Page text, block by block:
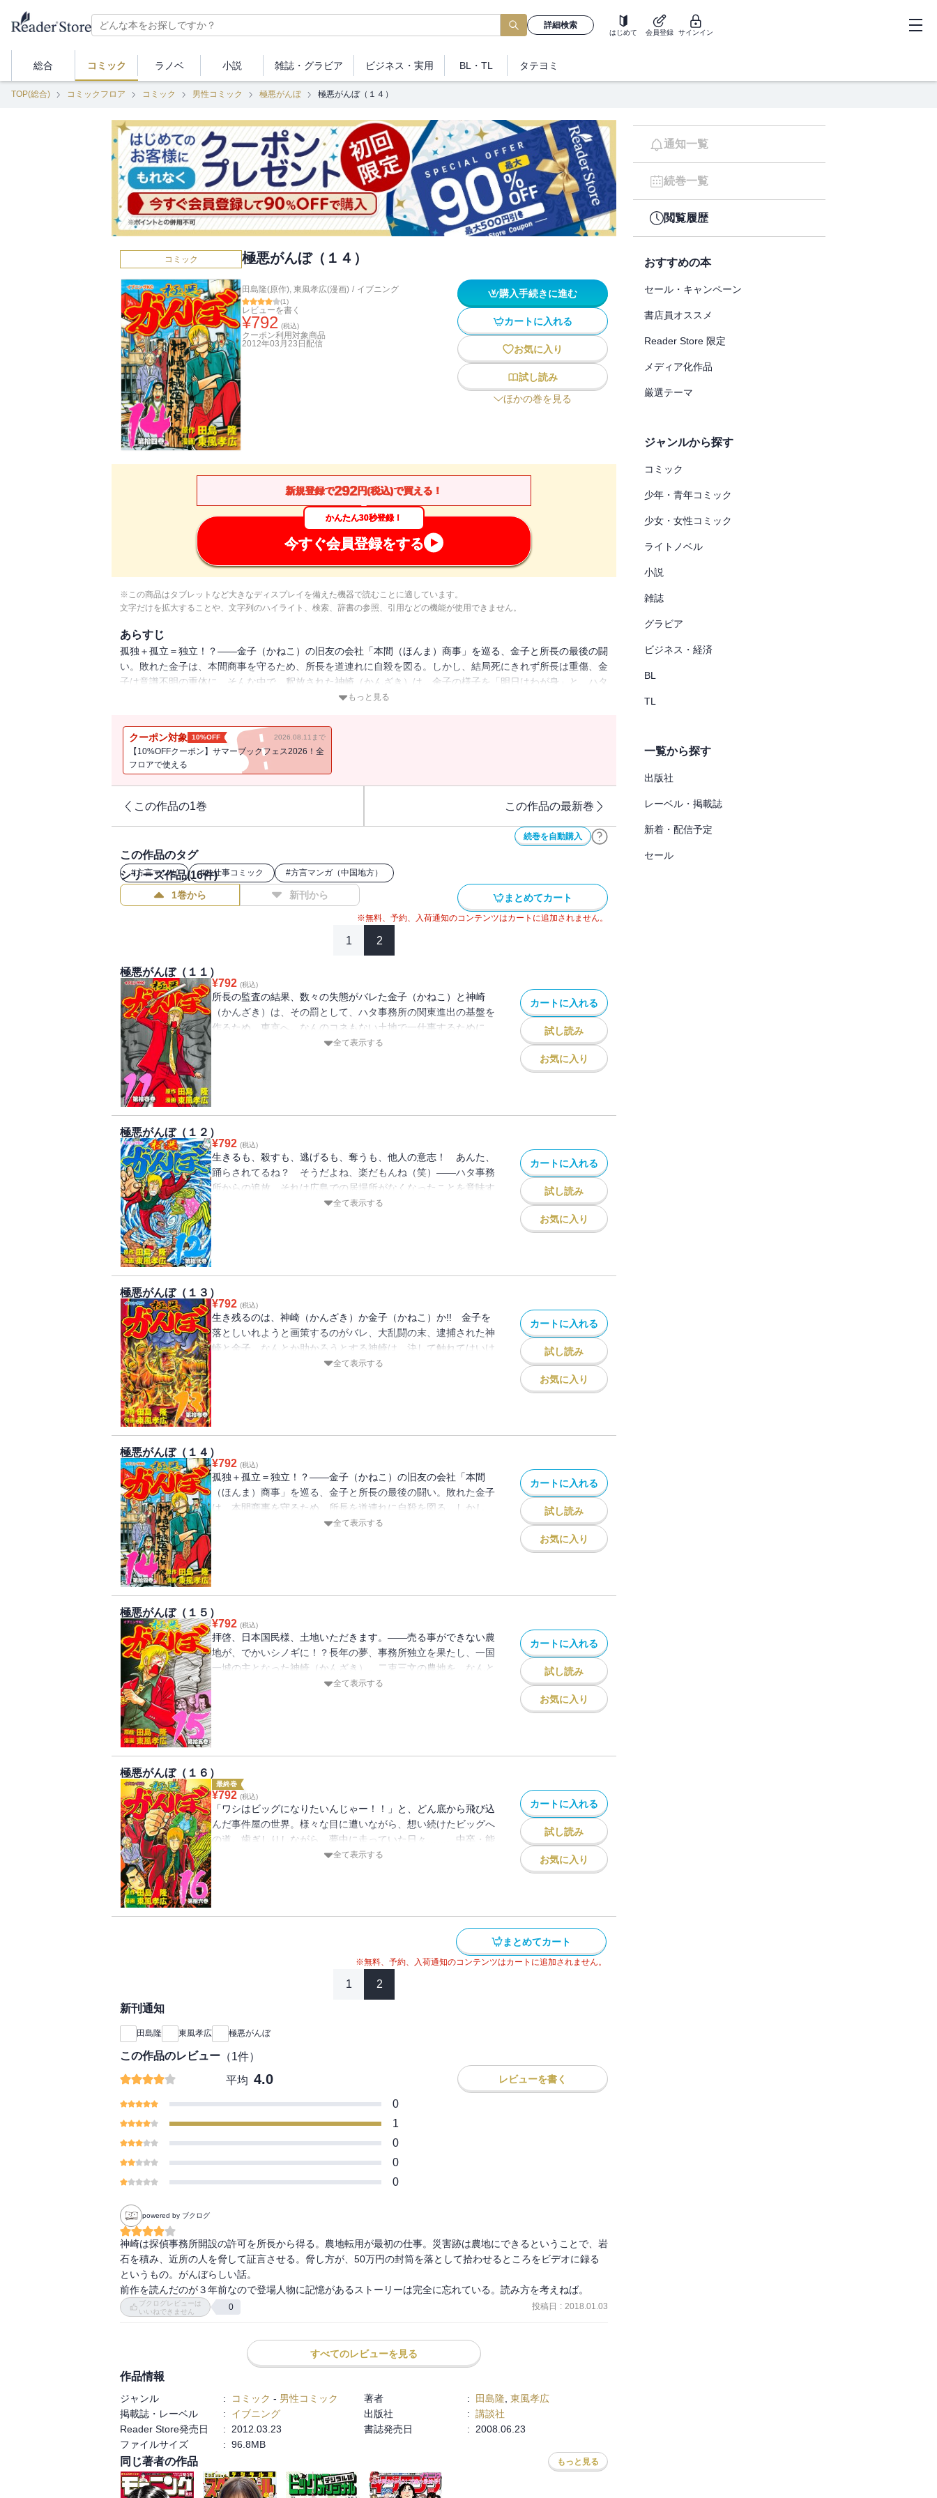
詳細検索
はじめて 会員登録 サインイン
総合 コミック ラノベ 小説 雑誌・ グラビア ビジネス ・実用 BL・TL タテヨミ
TOP(総合) コミックフロア コミック 男性コミック 極悪がんぼ 極悪がんぼ（１４）
コミック 極悪がんぼ（１４）
田島隆(原作), 東風孝広(漫画) / イブニング
(1)
レビューを書く
¥792 (税込)
クーポン利用対象商品
2012年03月23日 配信
購入手続きに進む
カートに入れる
お気に入り
試し読み
ほかの巻を見る
新規登録で292円(税込)で買える！
かんたん30秒登録！
今すぐ会員登録をする
※この商品はタブレットなど大きなディスプレイを備えた機器で読むことに適しています。
文字だけを拡大することや、文字列のハイライト、検索、辞書の参照、引用などの機能が使用できません。
あらすじ
孤独＋孤立＝独立！？――金子（かねこ）の旧友の会社「本間（ほんま）商事」を巡る、金子と所長の最後の闘
い。敗れた金子は、本間商事を守るため、所長を道連れに自殺を図る。しかし、結局死にきれず所長は重傷、金
子は意識不明の重体に。そんな中で、釈放された神崎（かんざき）は、金子の様子を「明日はわが身」と、ハタ
事務所からの独立を目論むが……！？得るのは自由か、破滅か――。
もっと見る
クーポン対象 10%OFF 2026.08.11まで
【10%OFFクーポン】サマーブックフェス2026！全
フロアで使える
この作品の1巻 この作品の最新巻
続巻を自動購入
この作品のタグ
#方言マンガ #お仕事コミック #方言マンガ（中国地方）
シリーズ作品(16件)
1巻から 新刊から まとめてカート
※無料、予約、入荷通知のコンテンツはカートに追加されません。
1 2
極悪がんぼ（１１）
¥792 (税込)
所長の監査の結果、数々の失態がバレた金子（かねこ）と神崎
（かんざき）は、その罰として、ハタ事務所の関東進出の基盤を
作るため、東京へ。なんのコネもない土地で一仕事するために、
金子の昔のパートナー・城岡（しろおか）が経営する置屋の利権
全て表示する
カートに入れる
試し読み
お気に入り
極悪がんぼ（１２）
¥792 (税込)
生きるも、殺すも、逃げるも、奪うも、他人の意志！ あんた、
踊らされてるね？ そうだよね、楽だもんね（笑）――ハタ事務
所からの追放。それは広島での居場所がなくなったことを意味す
る。独立といえば格好はいいが、後ろ盾をなくしたものにできる
全て表示する
カートに入れる
試し読み
お気に入り
極悪がんぼ（１３）
¥792 (税込)
生き残るのは、神崎（かんざき）か金子（かねこ）か!! 金子を
落としいれようと画策するのがバレ、大乱闘の末、逮捕された神
崎と金子。なんとか助かろうとする神崎は、決して触れてはいけ
ない部分に手を出す。しかしその切り札は神崎を、金子を、そし
全て表示する
カートに入れる
試し読み
お気に入り
極悪がんぼ（１４）
¥792 (税込)
孤独＋孤立＝独立！？――金子（かねこ）の旧友の会社「本間
（ほんま）商事」を巡る、金子と所長の最後の闘い。敗れた金子
は、本間商事を守るため、所長を道連れに自殺を図る。しかし、
結局死にきれず所長は重傷、金子は意識不明の重体に。そんな中
全て表示する
カートに入れる
試し読み
お気に入り
極悪がんぼ（１５）
¥792 (税込)
拝啓、日本国民様、土地いただきます。――売る事ができない農
地が、でかいシノギに！？長年の夢、事務所独立を果たし、一国
一城の主となった神崎（かんざき）。二束三文の農地を、なんと
か売りさばくが、依頼者の持つ他の農地には、政治の息がかかっ
全て表示する
カートに入れる
試し読み
お気に入り
極悪がんぼ（１６）
最終巻
¥792 (税込)
「ワシはビッグになりたいんじゃー！！」と、どん底から飛び込
んだ事件屋の世界。様々な目に遭いながら、想い続けたビッグへ
の道。歯ぎしりしながら、夢中に走っていた日々……。中卒・能
なしと蔑まれてきた神崎守（かんざき・まもる）が、事件屋生命
全て表示する
カートに入れる
試し読み
お気に入り
まとめてカート
※無料、予約、入荷通知のコンテンツはカートに追加されません。
1 2
新刊通知
田島隆 東風孝広 極悪がんぼ
この作品のレビュー （1件）
平均 4.0 レビューを書く
0
1
0
0
0
powered by ブクログ
神崎は探偵事務所開設の許可を所長から得る。農地転用が最初の仕事。災害跡は農地にできるということで、岩
石を積み、近所の人を脅して証言させる。脅し方が、50万円の封筒を落として拾わせるところをビデオに録る
というもの。がんぼらしい話。
前作を読んだのが３年前なので登場人物に記憶があるストーリーは完全に忘れている。読み方を考えねば。
ブクログレビューは
いいねできません
0 投稿日 : 2018.01.03
すべてのレビューを見る
作品情報
ジャンル : コミック - 男性コミック 著者 : 田島隆 東風孝広
掲載誌・レーベル
: イブニング 出版社 : 講談社
Reader Store発売日
: 2012.03.23 書誌発売日 :
2008.06.23
ファイルサイズ
: 96.8MB
同じ著者の作品 もっと見る
通知一覧
続巻一覧
閲覧履歴
おすすめの本
セール・キャンペーン
書店員オススメ
Reader Store 限定
メディア化作品
厳選テーマ
ジャンルから探す
コミック
少年・青年コミック
少女・女性コミック
ライトノベル
小説
雑誌
グラビア
ビジネス・経済
BL
TL
一覧から探す
出版社
レーベル・掲載誌
新着・配信予定
セール